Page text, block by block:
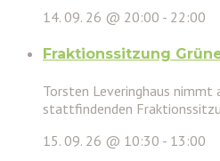
14. 09. 26 @ 20:00 - 22:00
Fraktionssitzung
Torsten Leveringhaus nimmt
stattfindenden
15. 09. 26 @ 10:30 - 13:00